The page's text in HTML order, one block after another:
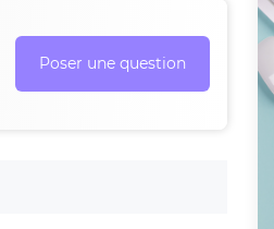
Poser une question